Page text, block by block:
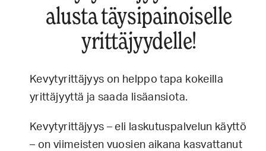
alusta täysipainoiselle
yrittäjyydelle!
Kevytyrittäjyys on helppo tapa kokeilla
yrittäjyyttä ja saada lisäansiota.
Kevytyrittäjyys – eli laskutuspalvelun käyttö
– on viimeisten vuosien aikana kasvattanut